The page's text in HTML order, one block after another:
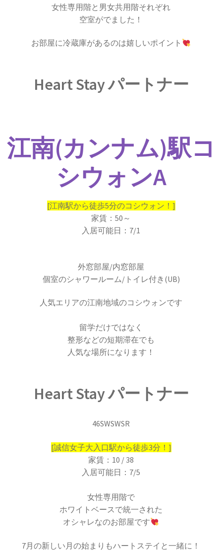
女性専用階と男女共用階それぞれ
空室がでました！
お部屋に冷蔵庫があるのは嬉しいポイント
Heart Stay パートナー
江南(カンナム)駅コ
シウォンA
[江南駅から徒歩5分のコシウォン！]
家賃：50～
入居可能日：7/1
外窓部屋/内窓部屋
個室のシャワールーム/トイレ付き(UB)
人気エリアの江南地域のコシウォンです
留学だけではなく
整形などの短期滞在でも
人気な場所になります！
Heart Stay パートナー
46SWSWSR
[誠信女子大入口駅から徒歩3分！]
家賃：10 / 38
入居可能日：7/5
女性専用階で
ホワイトベースで統一された
オシャレなのお部屋です
7月の新しい月の始まりもハートステイと一緒に！